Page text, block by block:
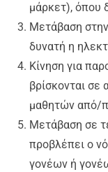
μάρκετ), όπου
Μετάβαση
δυνατή η
Κίνηση για
βρίσκονται σε
μαθητών από/
Μετάβαση σε
προβλέπει ο
γονέων ή